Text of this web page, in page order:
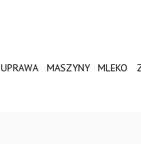
UPRAWA MASZYNY MLEKO